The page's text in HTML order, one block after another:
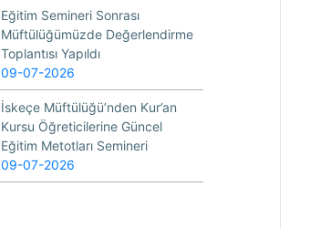
Eğitim Semineri Sonrası
Müftülüğümüzde Değerlendirme
Toplantısı Yapıldı
09-07-2026
İskeçe Müftülüğü’nden Kur’an
Kursu Öğreticilerine Güncel
Eğitim Metotları Semineri
09-07-2026